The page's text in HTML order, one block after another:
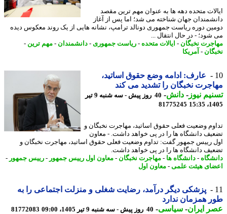
متحده دهه ها به عنوان مهم ترین مقصد
جهان شناخته می شد؛ اما پس از آغاز
دوره ریاست جمهوری دونالد ترامپ، نشانه هایی از یک روند معکوس دیده
- در ﺣﺎل اﻧﺘﻘﺎل ...
نخبگان-ایالات متحده-ریاست جمهوری- دانشمندان- مهم ترین-
-آمریکا
عارف: ادامه وضع حقوق اساتید،
نخبگان را تشدید می کند
نیوز-دانش -
40 روز پیش - سه شنبه 9 تیر
81775245
وضعیت فعلی حقوق اساتید، مهاجرت نخبگان و
دانشگاه ها را در پی خواهد داشت. - معاون
رییس جمهور گفت: تداوم وضعیت فعلی حقوق اساتید، مهاجرت نخبگان و
دانشگاه ها را در پی خواهد داشت.
-دانشگاه ها- مهاجرت نخبگان-معاون اول رییس جمهور-رییس جمهور-
هیئت علمی-معاون اول
پزشکی دیگر درآمد، رضایت شغلی و منزلت اجتماعی را به
همزمان ندارد
ایران- سیاسی-40 روز پیش - سه شنبه 9 تیر 1405، 09:00 81772083